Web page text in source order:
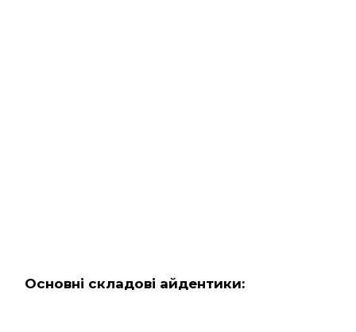
Основні складові айдентики: